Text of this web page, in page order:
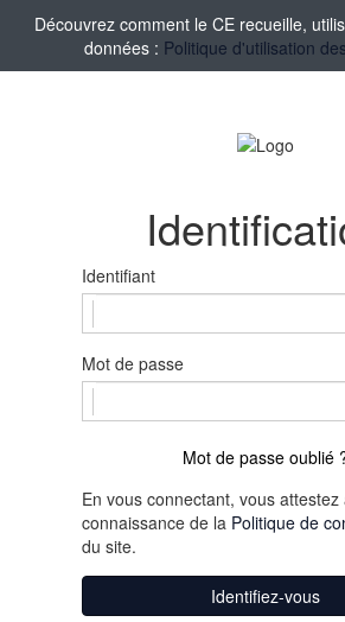
Découvrez comment le CE recueille,
données : Politique d'utilisation
Identifiant
Mot de passe
Mot de passe oublié
En vous connectant, vous attestez
connaissance de la Politique de
du site.
Identifiez-vous